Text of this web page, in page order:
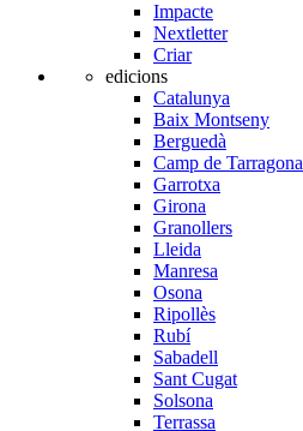
Impacte
Nextletter
Criar
edicions
Catalunya
Baix Montseny
Berguedà
Camp de Tarragona
Garrotxa
Girona
Granollers
Lleida
Manresa
Osona
Ripollès
Rubí
Sabadell
Sant Cugat
Solsona
Terrassa